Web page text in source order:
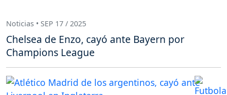
Noticias • SEP 17 / 2025
Chelsea de Enzo, cayó ante Bayern por
Champions League